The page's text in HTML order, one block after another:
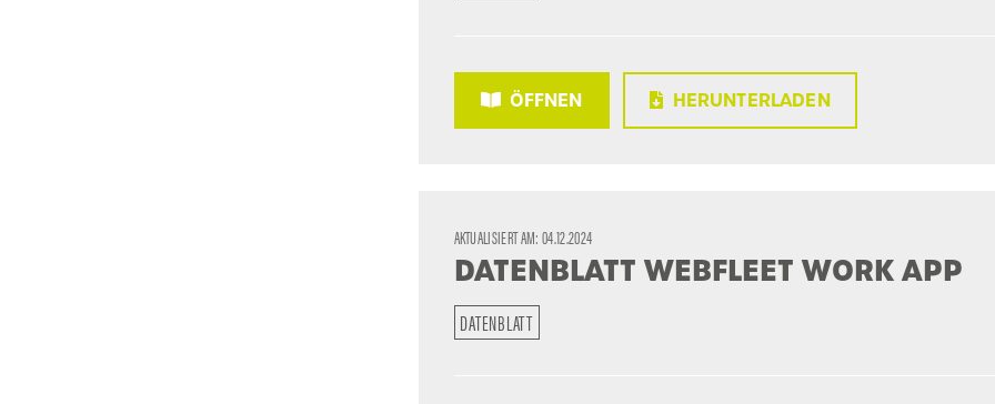
ÖFFNEN HERUNTERLADEN
AKTUALISIERT AM:04.12.2024
DATENBLATT WEBFLEET WORK APP
DATENBLATT